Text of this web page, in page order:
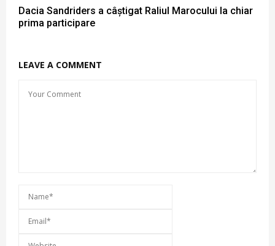
Dacia Sandriders a câștigat Raliul Marocului la chiar
prima participare
LEAVE A COMMENT